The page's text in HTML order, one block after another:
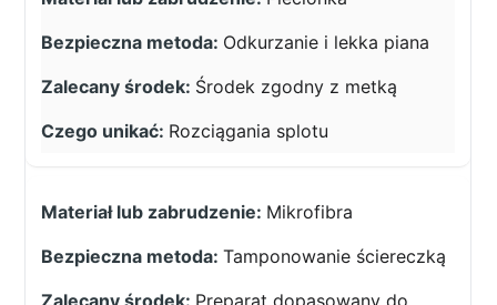
Odkurzanie i lekka piana
Środek zgodny z metką
Rozciągania splotu
Mikrofibra
Tamponowanie ściereczką
Preparat dopasowany do